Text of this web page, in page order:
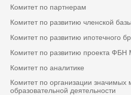
Комитет по партнерам
Комитет по развитию членской базы
Комитет по развитию ипотечного
Комитет по развитию проекта
Комитет по аналитике
Комитет по организации значимых
образовательной деятельности